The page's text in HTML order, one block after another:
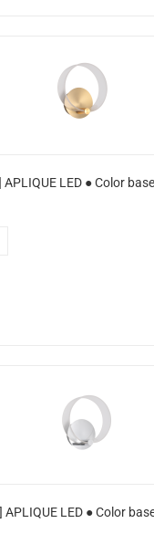
APLIQUE LED ● Color
APLIQUE LED ● Color